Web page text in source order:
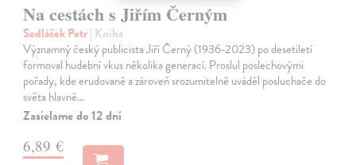
Na cestách s Jiřím Černým
Sedláček Petr| Kniha
Významný český publicista Jiří Černý (1936-2023) po desetiletí
formoval hudební vkus několika generací. Proslul poslechovými
pořady, kde erudovaně a zároveň srozumitelně uváděl posluchače do
světa hlavně…
Zasielame do 12 dní
6,89 €